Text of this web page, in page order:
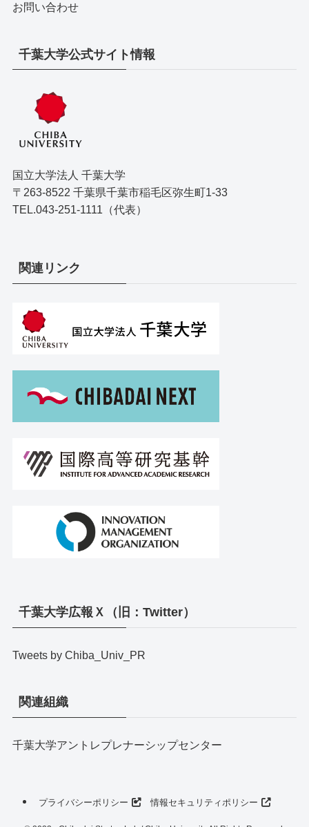
お問い合わせ
千葉大学公式サイト情報
国立大学法人 千葉大学
〒263-8522 千葉県千葉市稲毛区弥生町1-33
TEL.043-251-1111（代表）
関連リンク
千葉大学広報Ｘ（旧：Twitter）
Tweets by Chiba_Univ_PR
関連組織
千葉大学アントレプレナーシップセンター
プライバシーポリシー 情報セキュリティポリシー